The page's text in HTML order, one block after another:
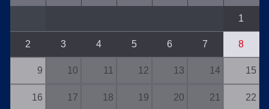
1
2 3 4 5 6 7 8
9 10 11 12 13 14 15
16 17 18 19 20 21 22